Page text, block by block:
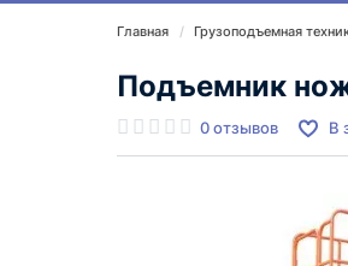
Главная Грузоподъемная
Подъемник
0 отзывов В